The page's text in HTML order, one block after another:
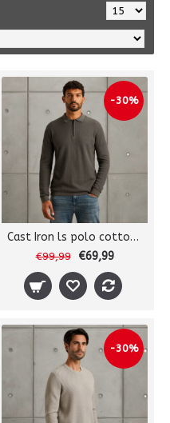
-30%
Cast Iron ls polo cotton modal
€99,99 €69,99
-30%